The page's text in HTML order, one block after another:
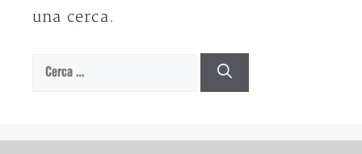
una cerca.
Cerca: